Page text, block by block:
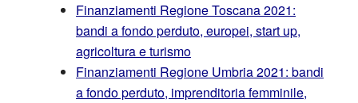
Finanziamenti Regione Toscana 2021:
bandi a fondo perduto, europei, start up,
agricoltura e turismo
Finanziamenti Regione Umbria 2021: bandi
a fondo perduto, imprenditoria femminile,